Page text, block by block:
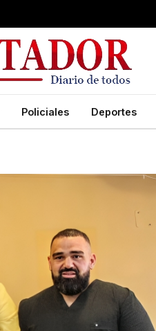
Policiales Deportes